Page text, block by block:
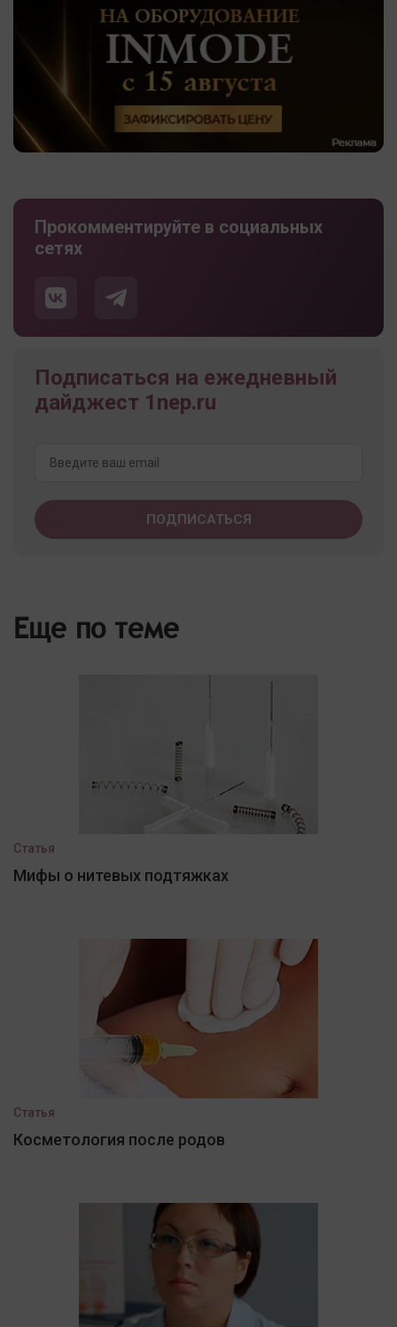
Прокомментируйте в социальных
сетях
Подписаться на ежедневный
дайджест 1nep.ru
Еще по теме
Статья
Мифы о нитевых подтяжках
Статья
Косметология после родов